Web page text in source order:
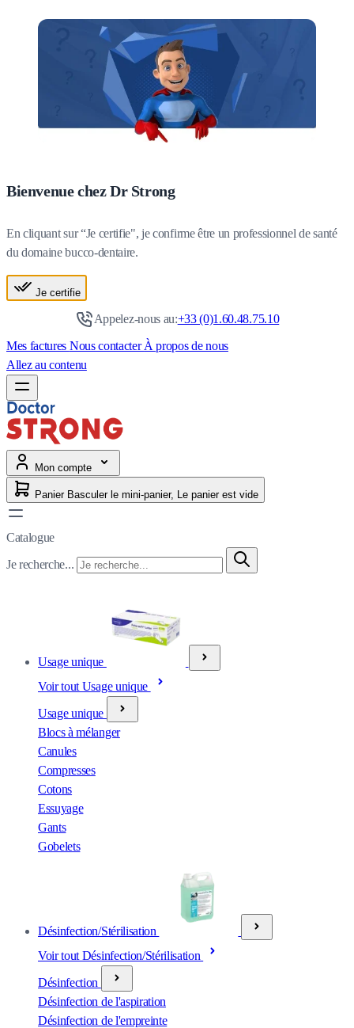
Bienvenue chez Dr Strong
En cliquant sur “Je certifie", je confirme être un professionnel de santé
du domaine bucco-dentaire.
Je certifie
Appelez-nous au:+33 (0)1.60.48.75.10
Mes factures Nous contacterÀ propos de nous
Allez au contenu
Mon compte
Panier Basculer le mini-panier, Le panier est vide
Catalogue
Je recherche...
Usage unique
Voir tout Usage unique
Usage unique
Blocs à mélanger
Canules
Compresses
Cotons
Essuyage
Gants
Gobelets
Désinfection/Stérilisation
Voir tout Désinfection/Stérilisation
Désinfection
Désinfection de l'aspiration
Désinfection de l'empreinte